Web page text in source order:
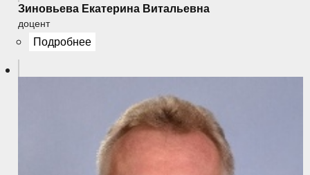
Зиновьева Екатерина Витальевна
доцент
Подробнее